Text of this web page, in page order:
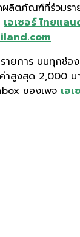
ผลิตภัณฑ์ที่ร่วมร
เอเซอร์ ไทยแล
ยการ บนทุกช่อ
าสูงสุด 2,000 บ
ของเพจ เอ